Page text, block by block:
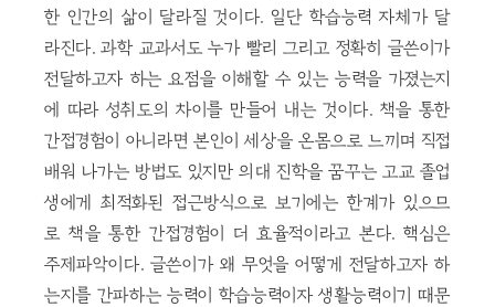
한 인간의 삶이 달라질 것이다. 일단 학습능력 자체가 달
라진다. 과학 교과서도 누가 빨리 그리고 정확히 글쓴이가
전달하고자 하는 요점을 이해할 수 있는 능력을 가졌는지
에 따라 성취도의 차이를 만들어 내는 것이다. 책을 통한
간접경험이 아니라면 본인이 세상을 온몸으로 느끼며 직접
배워 나가는 방법도 있지만 의대 진학을 꿈꾸는 고교 졸업
생에게 최적화된 접근방식으로 보기에는 한계가 있으므
로 책을 통한 간접경험이 더 효율적이라고 본다. 핵심은
주제파악이다. 글쓴이가 왜 무엇을 어떻게 전달하고자 하
는지를 간파하는 능력이 학습능력이자 생활능력이기 때문